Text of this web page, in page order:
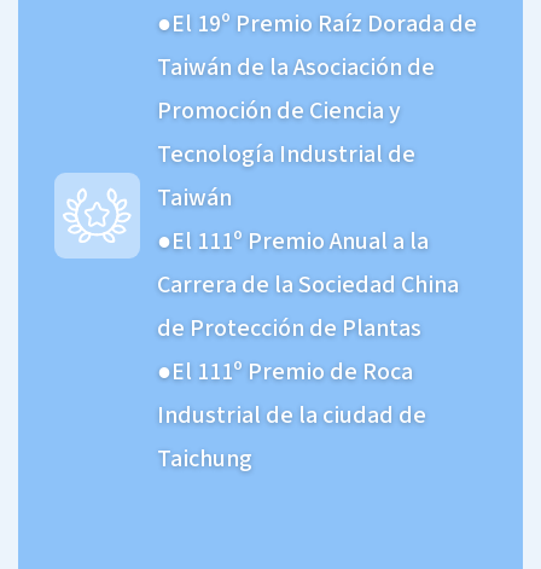
El 19º Premio Raíz Dorada de
Taiwán de la Asociación de
Promoción de Ciencia y
Tecnología Industrial de
Taiwán
El 111º Premio Anual a la
Carrera de la Sociedad China
de Protección de Plantas
El 111º Premio de Roca
Industrial de la ciudad de
Taichung